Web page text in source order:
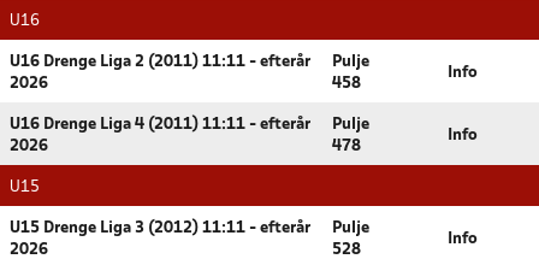
U16
U16 Drenge Liga 2 (2011) 11:11 - efterår
2026
Pulje
458
Info
U16 Drenge Liga 4 (2011) 11:11 - efterår
2026
Pulje
478
Info
U15
U15 Drenge Liga 3 (2012) 11:11 - efterår
2026
Pulje
528
Info